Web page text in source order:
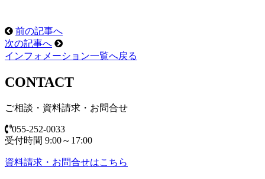
前の記事へ
次の記事へ
インフォメーション一覧へ戻る
CONTACT
ご相談・資料請求・お問合せ
055-252-0033
受付時間 9:00～17:00
資料請求・お問合せはこちら